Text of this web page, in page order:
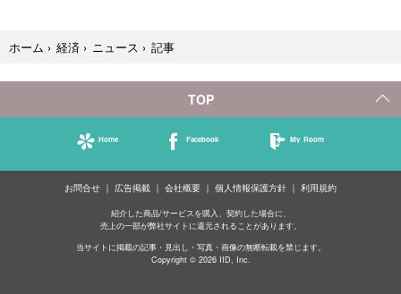
ホーム › 経済 › ニュース › 記事
TOP
Home Facebook My Room
お問合せ 広告掲載 会社概要 個人情報保護方針 利用規約
紹介した商品/サービスを購入、契約した場合に、
売上の一部が弊社サイトに還元されることがあります。
当サイトに掲載の記事・見出し・写真・画像の無断転載を禁じます。
Copyright © 2026 IID, Inc.